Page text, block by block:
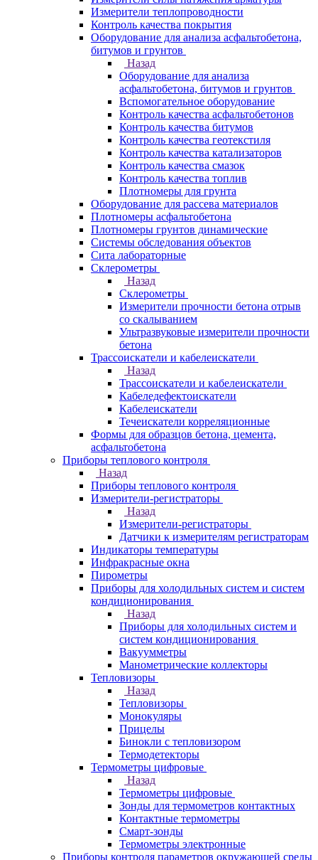
Измерители теплопроводности
Контроль качества покрытия
Оборудование для анализа асфальтобетона,
битумов и грунтов
Назад
Оборудование для анализа
асфальтобетона, битумов и грунтов
Вспомогательное оборудование
Контроль качества асфальтобетонов
Контроль качества битумов
Контроль качества геотекстиля
Контроль качества катализаторов
Контроль качества смазок
Контроль качества топлив
Плотномеры для грунта
Оборудование для рассева материалов
Плотномеры асфальтобетона
Плотномеры грунтов динамические
Системы обследования объектов
Сита лабораторные
Склерометры
Назад
Склерометры
Измерители прочности бетона отрыв
со скалыванием
Ультразвуковые измерители прочности
бетона
Трассоискатели и кабелеискатели
Назад
Трассоискатели и кабелеискатели
Кабеледефектоискатели
Кабелеискатели
Течеискатели корреляционные
Формы для образцов бетона, цемента,
асфальтобетона
Приборы теплового контроля
Назад
Приборы теплового контроля
Измерители-регистраторы
Назад
Измерители-регистраторы
Датчики к измерителям регистраторам
Индикаторы температуры
Инфракрасные окна
Пирометры
Приборы для холодильных систем и систем
кондиционирования
Назад
Приборы для холодильных систем и
систем кондиционирования
Вакуумметры
Манометрические коллекторы
Тепловизоры
Назад
Тепловизоры
Монокуляры
Прицелы
Бинокли с тепловизором
Термодетекторы
Термометры цифровые
Назад
Термометры цифровые
Зонды для термометров контактных
Контактные термометры
Смарт-зонды
Термометры электронные
Приборы контроля параметров окружающей среды